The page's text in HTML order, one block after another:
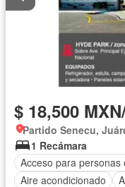
$ 18,500
Partido Senecu,
1 Recámara
Acceso para personas
Aire acondicionado